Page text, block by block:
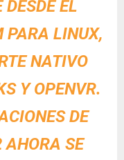
EL
PARA LINUX,
NATIVO
Y OPENVR.
DE
AHORA SE